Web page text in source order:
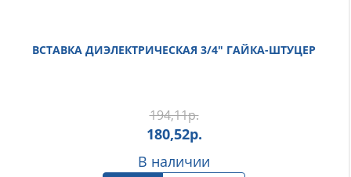
ВСТАВКА ДИЭЛЕКТРИЧЕСКАЯ 3/4" ГАЙКА-ШТУЦЕР
194,11р.
180,52р.
В наличии